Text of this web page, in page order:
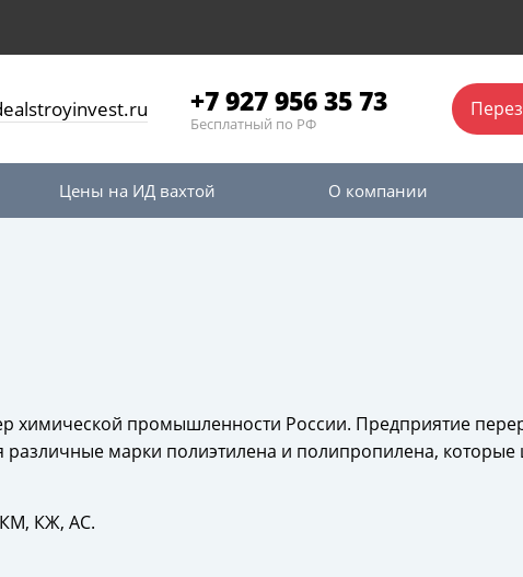
+7 927 956 35 73
Бесплатный по РФ
Цены на ИД вахтой О компании
химической промышленности России. Предприятие
марки полиэтилена и полипропилена,
КМ, КЖ, АС.